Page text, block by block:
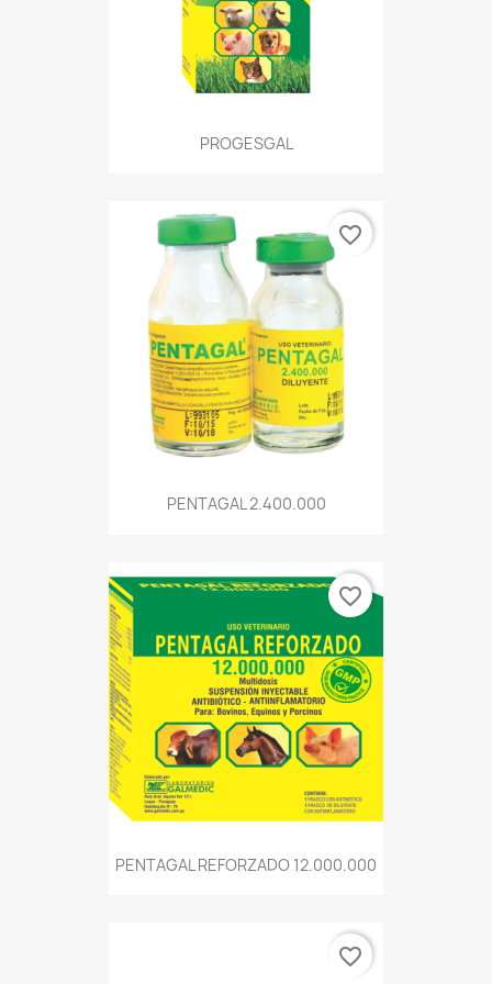
PROGESGAL
PENTAGAL 2.400.000
favorite_border
PENTAGAL REFORZADO 12.000.000
favorite_border
favorite_border